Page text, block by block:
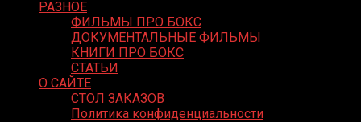
РАЗНОЕ
ФИЛЬМЫ ПРО БОКС
ДОКУМЕНТАЛЬНЫЕ ФИЛЬМЫ
КНИГИ ПРО БОКС
СТАТЬИ
О САЙТЕ
СТОЛ ЗАКАЗОВ
Политика конфиденциальности